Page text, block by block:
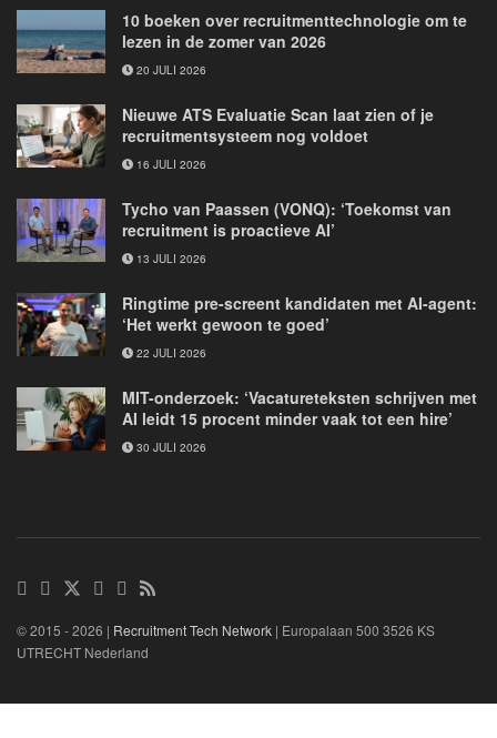
10 boeken over recruitmenttechnologie om te
lezen in de zomer van 2026
20 JULI 2026
Nieuwe ATS Evaluatie Scan laat zien of je
recruitmentsysteem nog voldoet
16 JULI 2026
Tycho van Paassen (VONQ): ‘Toekomst van
recruitment is proactieve AI’
13 JULI 2026
Ringtime pre-screent kandidaten met AI-agent:
‘Het werkt gewoon te goed’
22 JULI 2026
MIT-onderzoek: ‘Vacatureteksten schrijven met
AI leidt 15 procent minder vaak tot een hire’
30 JULI 2026
© 2015 - 2026 | Recruitment Tech Network | Europalaan 500 3526 KS
UTRECHT Nederland